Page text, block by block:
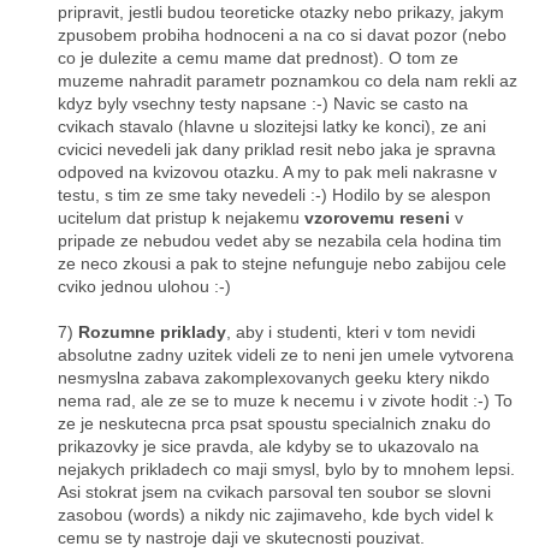
pripravit, jestli budou teoreticke otazky nebo prikazy, jakym
zpusobem probiha hodnoceni a na co si davat pozor (nebo
co je dulezite a cemu mame dat prednost). O tom ze
muzeme nahradit parametr poznamkou co dela nam rekli az
kdyz byly vsechny testy napsane :-) Navic se casto na
cvikach stavalo (hlavne u slozitejsi latky ke konci), ze ani
cvicici nevedeli jak dany priklad resit nebo jaka je spravna
odpoved na kvizovou otazku. A my to pak meli nakrasne v
testu, s tim ze sme taky nevedeli :-) Hodilo by se alespon
ucitelum dat pristup k nejakemu vzorovemu reseni v
pripade ze nebudou vedet aby se nezabila cela hodina tim
ze neco zkousi a pak to stejne nefunguje nebo zabijou cele
cviko jednou ulohou :-)
7) Rozumne priklady , aby i studenti, kteri v tom nevidi
absolutne zadny uzitek videli ze to neni jen umele vytvorena
nesmyslna zabava zakomplexovanych geeku ktery nikdo
nema rad, ale ze se to muze k necemu i v zivote hodit :-) To
ze je neskutecna prca psat spoustu specialnich znaku do
prikazovky je sice pravda, ale kdyby se to ukazovalo na
nejakych prikladech co maji smysl, bylo by to mnohem lepsi.
Asi stokrat jsem na cvikach parsoval ten soubor se slovni
zasobou (words) a nikdy nic zajimaveho, kde bych videl k
cemu se ty nastroje daji ve skutecnosti pouzivat.